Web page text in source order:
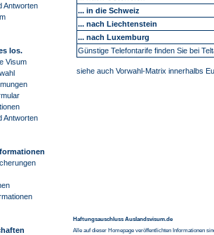
Antworten
los.
Visum
Antworten
... in die Schweiz
... nach Liechtenstein
... nach Luxemburg
Günstige Telefontarife finden Sie bei
siehe auch Vorwahl-Matrix innerhalbs
Haftungsauschluss Auslandsvisum.de
Alle auf dieser Homepage veröffentlichten Informationen